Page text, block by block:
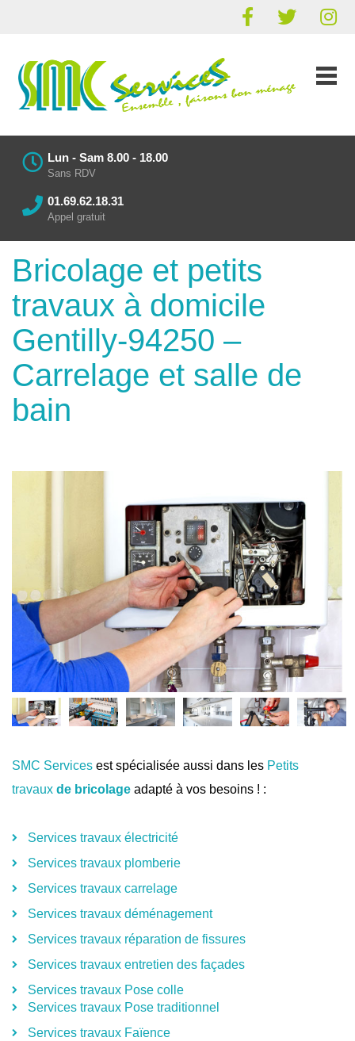
Lun - Sam 8.00 - 18.00
Sans RDV
01.69.62.18.31
Appel gratuit
Bricolage et petits
travaux à domicile
Gentilly-94250 –
Carrelage et salle de
bain
SMC Services est spécialisée aussi dans les Petits
travaux de bricolage adapté à vos besoins ! :
Services travaux électricité
Services travaux plomberie
Services travaux carrelage
Services travaux déménagement
Services travaux réparation de fissures
Services travaux entretien des façades
Services travaux Pose colle
Services travaux Pose traditionnel
Services travaux Faïence